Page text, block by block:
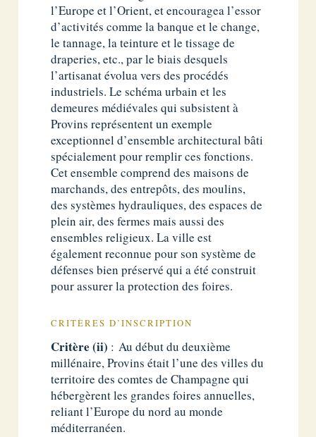
l’Europe et l’Orient, et encouragea l’essor
d’activités comme la banque et le change,
le tannage, la teinture et le tissage de
draperies, etc., par le biais desquels
l’artisanat évolua vers des procédés
industriels. Le schéma urbain et les
demeures médiévales qui subsistent à
Provins représentent un exemple
exceptionnel d’ensemble architectural bâti
spécialement pour remplir ces fonctions.
Cet ensemble comprend des maisons de
marchands, des entrepôts, des moulins,
des systèmes hydrauliques, des espaces de
plein air, des fermes mais aussi des
ensembles religieux. La ville est
également reconnue pour son système de
défenses bien préservé qui a été construit
pour assurer la protection des foires.
CRITÈRES D’INSCRIPTION
Critère (ii) : Au début du deuxième
millénaire, Provins était l’une des villes du
territoire des comtes de Champagne qui
hébergèrent les grandes foires annuelles,
reliant l’Europe du nord au monde
méditerranéen.